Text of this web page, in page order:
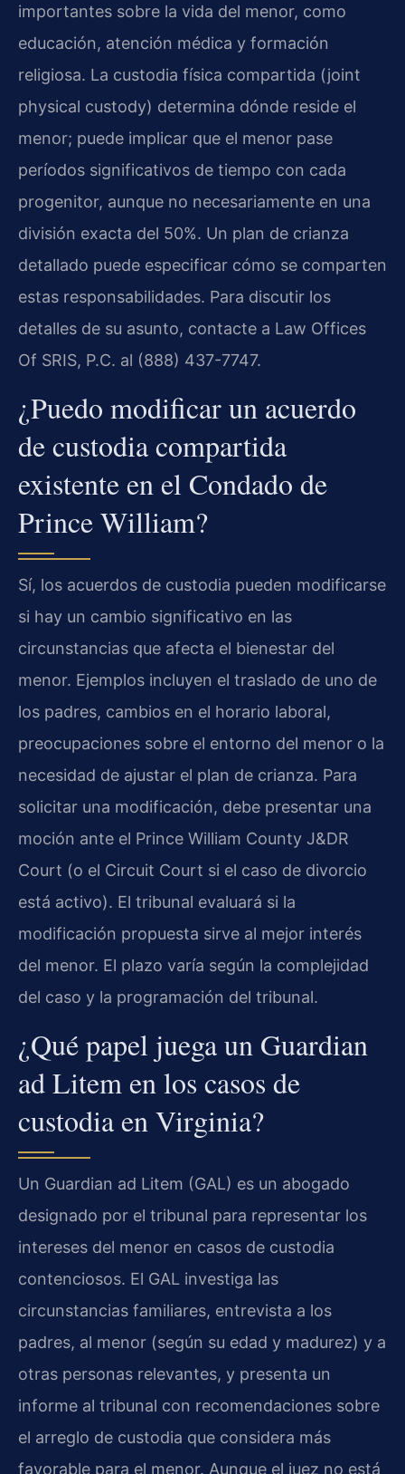
importantes sobre la vida del menor, como
educación, atención médica y formación
religiosa. La custodia física compartida (joint
physical custody) determina dónde reside el
menor; puede implicar que el menor pase
períodos significativos de tiempo con cada
progenitor, aunque no necesariamente en una
división exacta del 50%. Un plan de crianza
detallado puede especificar cómo se comparten
estas responsabilidades. Para discutir los
detalles de su asunto, contacte a Law Offices
Of SRIS, P.C. al (888) 437-7747.
¿Puedo modificar un acuerdo
de custodia compartida
existente en el Condado de
Prince William?
Sí, los acuerdos de custodia pueden modificarse
si hay un cambio significativo en las
circunstancias que afecta el bienestar del
menor. Ejemplos incluyen el traslado de uno de
los padres, cambios en el horario laboral,
preocupaciones sobre el entorno del menor o la
necesidad de ajustar el plan de crianza. Para
solicitar una modificación, debe presentar una
moción ante el Prince William County J&DR
Court (o el Circuit Court si el caso de divorcio
está activo). El tribunal evaluará si la
modificación propuesta sirve al mejor interés
del menor. El plazo varía según la complejidad
del caso y la programación del tribunal.
¿Qué papel juega un Guardian
ad Litem en los casos de
custodia en Virginia?
Un Guardian ad Litem (GAL) es un abogado
designado por el tribunal para representar los
intereses del menor en casos de custodia
contenciosos. El GAL investiga las
circunstancias familiares, entrevista a los
padres, al menor (según su edad y madurez) y a
otras personas relevantes, y presenta un
informe al tribunal con recomendaciones sobre
el arreglo de custodia que considera más
favorable para el menor. Aunque el juez no está